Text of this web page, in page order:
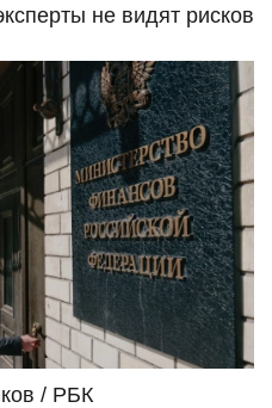
не видят рисков
/ РБК